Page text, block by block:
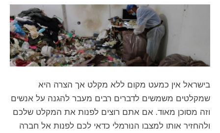
בישראל אין כמעט מקום ללא מקלט אך הצרה היא
שמקלטים משמשים לדברים רבים מעבר להגנה על אנשים
וזה מסוכן מאוד. אם אתם רוצים לפנות את המקלט שלכם
ולהחזיר אותו למצבו הנורמלי כדאי לכם לפנות אל חברה